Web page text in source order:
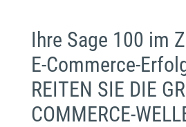
Ihre Sage 100 im
E-Commerce-
REITEN SIE DIE
COMMERCE-